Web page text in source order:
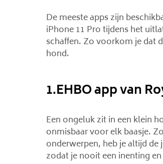
De meeste apps zijn
iPhone 11 Pro tijdens het
schaffen. Zo voorkom je dat
hond.
1.EHBO app van
Een ongeluk zit in een klein
onmisbaar voor elk baasje.
onderwerpen, heb je altijd de
zodat je nooit een inenting